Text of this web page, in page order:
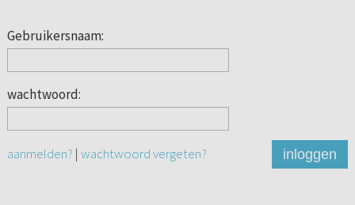
Gebruikersnaam:
wachtwoord:
aanmelden? | wachtwoord vergeten? inloggen